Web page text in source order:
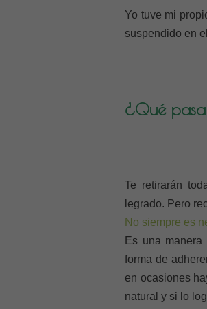
Yo tuve mi
suspendido en
¿Qué
Te retirarán
legrado. Pero
No siempre es
Es una manera
forma de
en ocasiones
natural y si lo